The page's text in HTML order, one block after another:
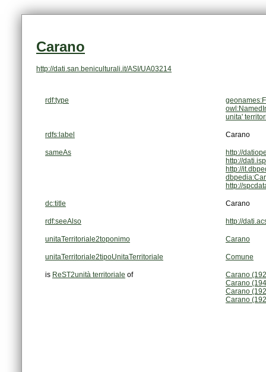
Carano
http://dati.san.beniculturali.it/ASI/UA03214
rdf:type
unita'
rdfs:label Carano
sameAs
http://
http://
http://
http://
dc:title Carano
rdf:seeAlso http://
unitaTerritoriale2toponimo Carano
unitaTerritoriale2tipoUnitaTerritoriale Comune
is ReST2unità territoriale of
Carano
Carano
Carano
Carano